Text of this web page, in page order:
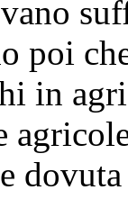
poi
in